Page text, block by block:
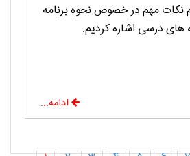
نکات مهم در خصوص نحوه برنامه
های درسی اشاره کردیم.
ادامه...